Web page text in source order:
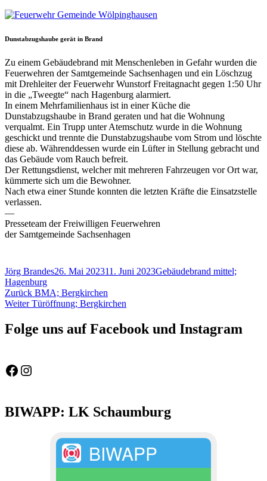
Dunstabzugshaube gerät in Brand
Zu einem Gebäudebrand mit Menschenleben in Gefahr wurden die
Feuerwehren der Samtgemeinde Sachsenhagen und ein Löschzug
mit Drehleiter der Feuerwehr Wunstorf Freitagnacht gegen 1:50 Uhr
in die „Tweegte“ nach Hagenburg alarmiert.
In einem Mehrfamilienhaus ist in einer Küche die
Dunstabzugshaube in Brand geraten und hat die Wohnung
verqualmt. Ein Trupp unter Atemschutz wurde in die Wohnung
geschickt und trennte die Dunstabzugshaube vom Strom und löschte
diese ab. Währenddessen wurde ein Lüfter in Stellung gebracht und
das Gebäude vom Rauch befreit.
Der Rettungsdienst, welcher mit mehreren Fahrzeugen vor Ort war,
kümmerte sich um die Bewohner.
Nach etwa einer Stunde konnten die letzten Kräfte die Einsatzstelle
verlassen.
—
Presseteam der Freiwilligen Feuerwehren
der Samtgemeinde Sachsenhagen
Autor
Jörg BrandesVeröffentlicht
26. Mai 202311. Juni 2023Schlagwörter
Gebäudebrand mittel;
Hagenburg
Beitragsnavigation
Zurück Vorheriger
Beitrag:
BMA; Bergkirchen
Weiter Nächster
Türöffnung; Bergkirchen
Folge uns auf Facebook und Instagram
Feuerwehr Gemeinde Wölpinghausen
fw_gemeinde_woelpinghausen
BIWAPP: LK Schaumburg
BIWAPP